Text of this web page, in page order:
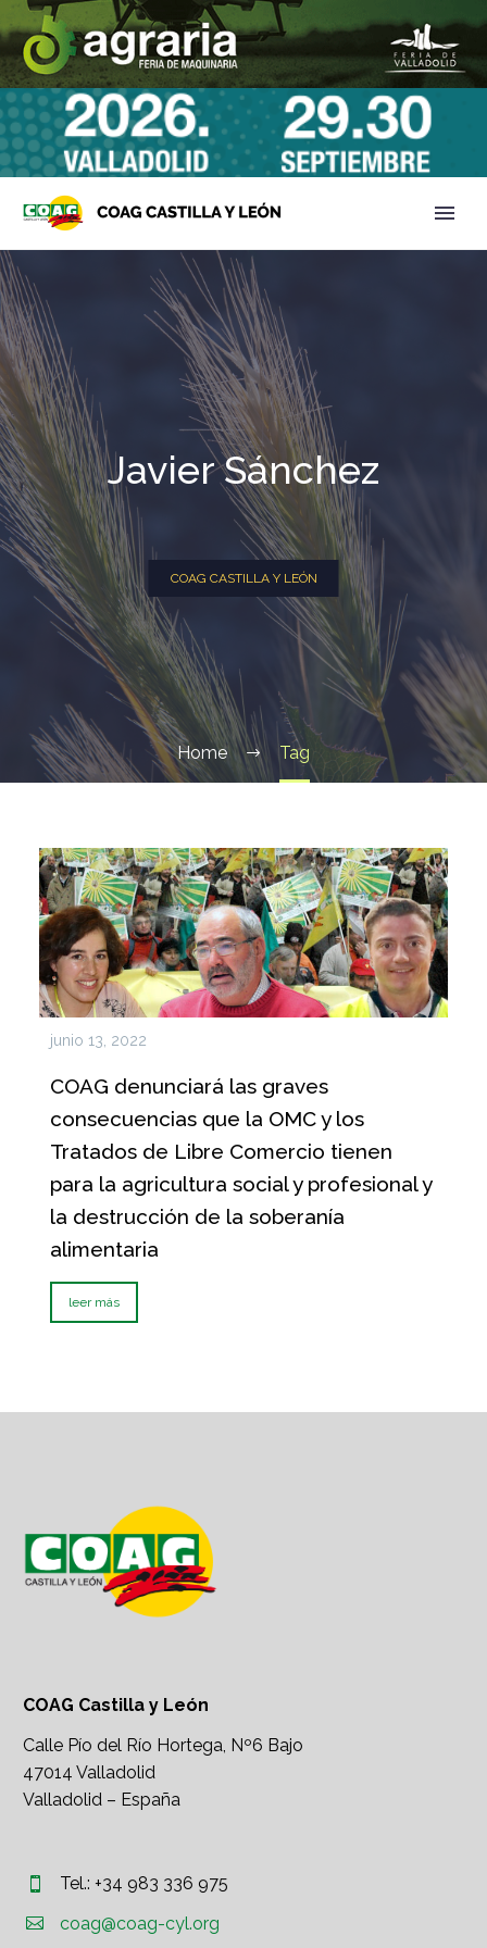
Javier Sánchez
COAG CASTILLA Y LEÓN
Home Tag
junio 13, 2022
COAG denunciará las graves
consecuencias que la OMC y los
Tratados de Libre Comercio tienen
para la agricultura social y profesional y
la destrucción de la soberanía
alimentaria
leer más
COAG Castilla y León
Calle Pío del Río Hortega, Nº6 Bajo
47014 Valladolid
Valladolid – España

 Tel.: +34 983 336 975

 coag@coag-cyl.org